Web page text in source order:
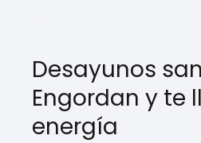
Desayunos
Engordan y te
energía